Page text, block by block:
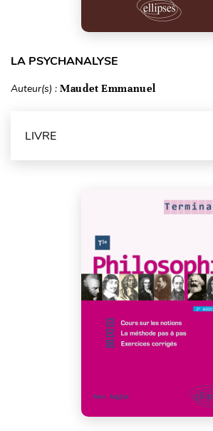
LA PSYCHANALYSE
Auteur(s) : Maudet Emmanuel
LIVRE